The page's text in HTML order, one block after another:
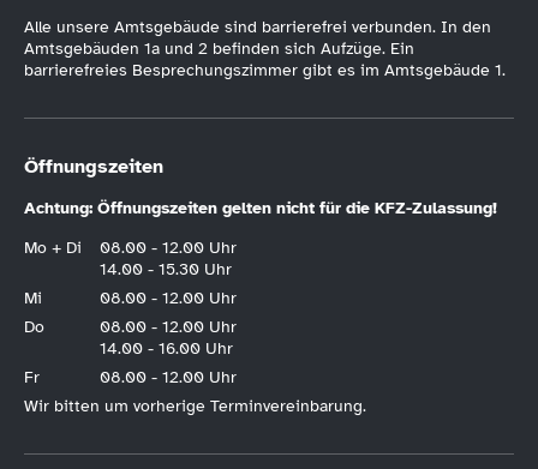
Alle unsere Amtsgebäude sind barrierefrei verbunden. In den
Amtsgebäuden 1a und 2 befinden sich Aufzüge. Ein
barrierefreies Besprechungszimmer gibt es im Amtsgebäude 1.
Öffnungszeiten
Achtung: Öffnungszeiten gelten nicht für die KFZ-Zulassung!
Mo + Di
08.00 - 12.00 Uhr
14.00 - 15.30 Uhr
Mi
08.00 - 12.00 Uhr
Do
08.00 - 12.00 Uhr
14.00 - 16.00 Uhr
Fr
08.00 - 12.00 Uhr
Wir bitten um vorherige Terminvereinbarung.